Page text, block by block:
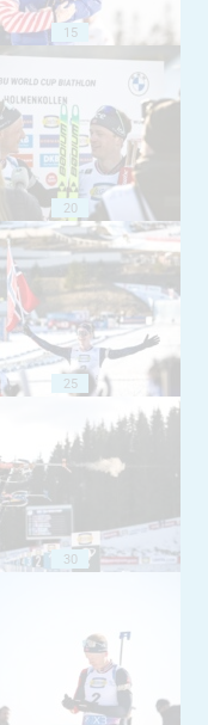
15
20
25
30